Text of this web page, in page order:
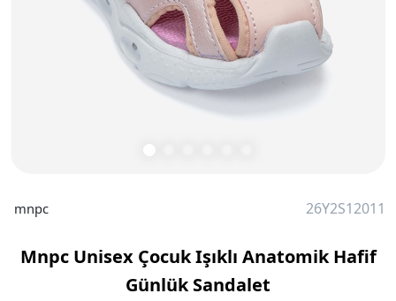
mnpc 26Y2S12011
Mnpc Unisex Çocuk Işıklı Anatomik Hafif
Günlük Sandalet